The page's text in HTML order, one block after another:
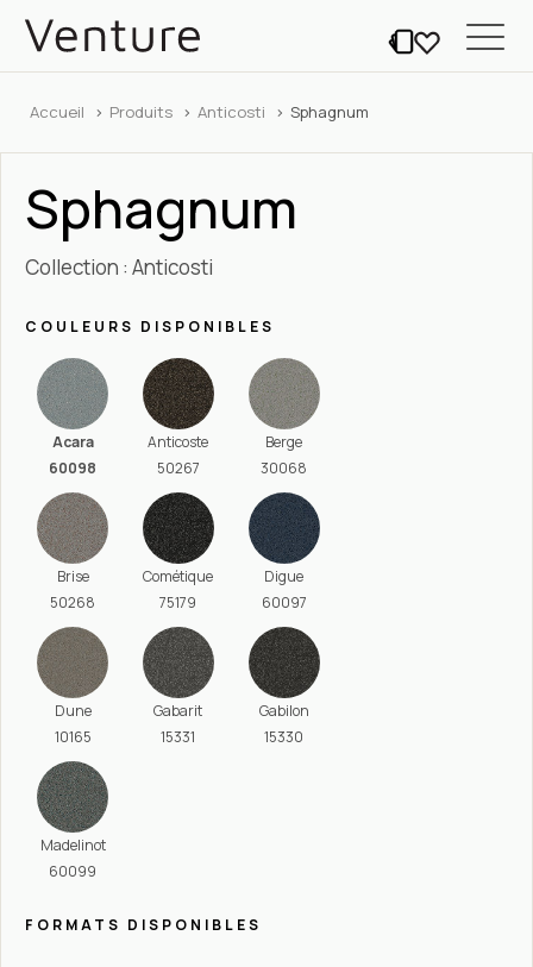
Accueil Produits Anticosti Sphagnum
Sphagnum
Collection : Anticosti
COULEURS DISPONIBLES
Acara
60098
Anticoste
50267
Berge
30068
Brise
50268
Cométique
75179
Digue
60097
Dune
10165
Gabarit
15331
Gabilon
15330
Madelinot
60099
FORMATS DISPONIBLES